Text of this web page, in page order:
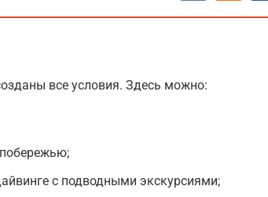
все условия. Здесь можно:
с подводными экскурсиями;